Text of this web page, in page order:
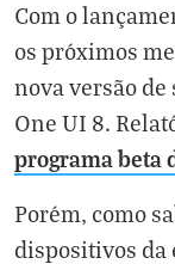
Com o
os próximos
nova versão
One UI 8.
programa beta
Porém, como
dispositivos da